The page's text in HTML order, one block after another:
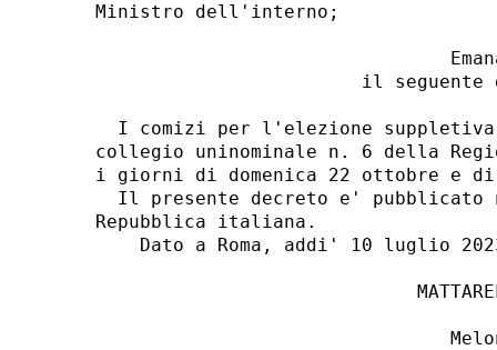
Ministro dell'interno;
il
I comizi per l'elezione
collegio uninominale n. 6 della
i giorni di domenica 22 ottobre e
Il presente decreto e' pubblicato
Repubblica italiana.
Dato a Roma, addi' 10 luglio